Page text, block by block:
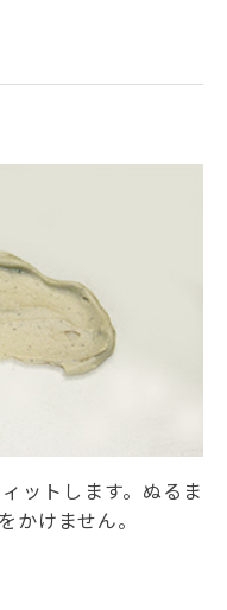
ットします。ぬるま
かけません。